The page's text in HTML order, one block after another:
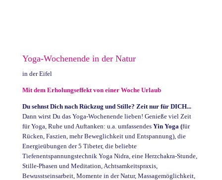
Yoga-Wochenende in der Natur
in der Eifel
Mit dem Erholungseffekt von einer Woche Urlaub
Du sehnst Dich nach Rückzug und Stille? Zeit nur für DICH...
Dann wirst Du das Yoga-Wochenende lieben! Genieße viel Zeit
für Yoga, Ruhe und Auftanken: u.a. umfassendes Yin Yoga (für
Rücken, Faszien, mehr Beweglichkeit und Entspannung), die
Energieübungen der 5 Tibeter, die beliebte
Tiefenentspannungstechnik Yoga Nidra, eine Herzchakra-Stunde,
Stille-Phasen und Meditation, Achtsamkeitspraxis,
Bewusstseinsarbeit, Momente in der Natur, Massagemöglichkeit,